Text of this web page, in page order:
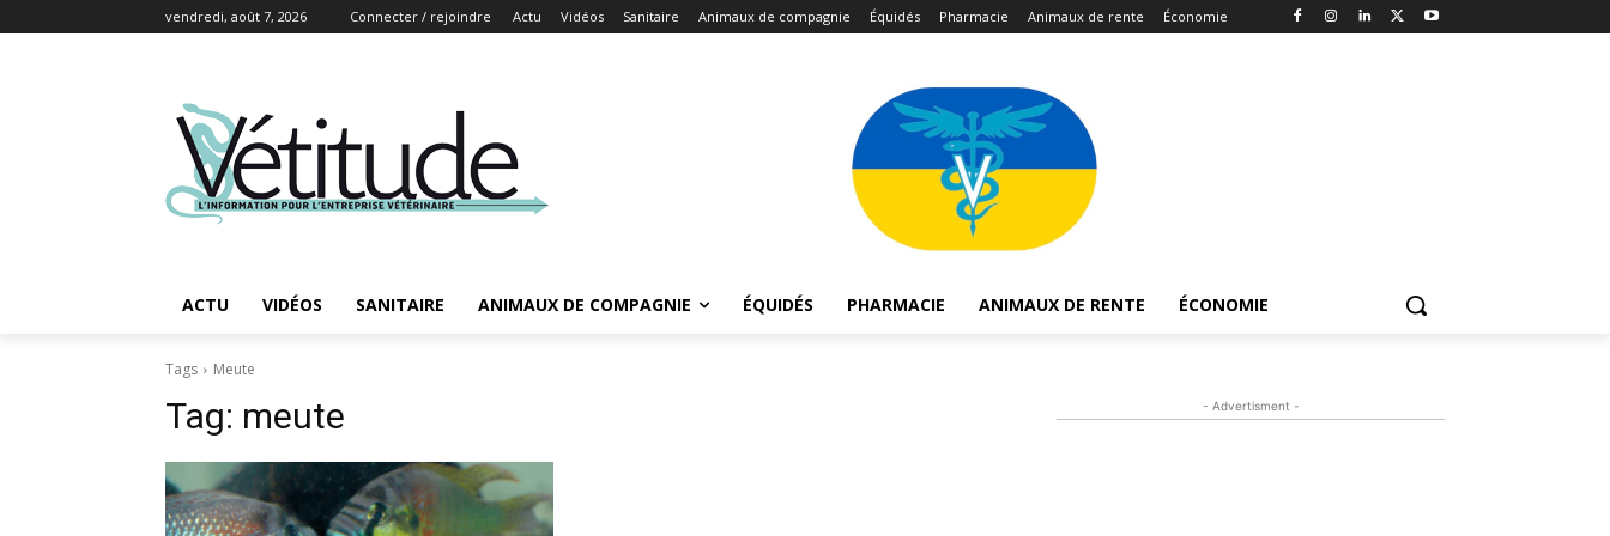
vendredi, août 7, 2026 Connecter / rejoindre Actu Vidéos Sanitaire Animaux de compagnie Équidés Pharmacie Animaux de rente Économie
ACTU VIDÉOS SANITAIRE ANIMAUX DE COMPAGNIE ÉQUIDÉS PHARMACIE ANIMAUX DE RENTE ÉCONOMIE
Tags Meute
Tag: meute - Advertisment -